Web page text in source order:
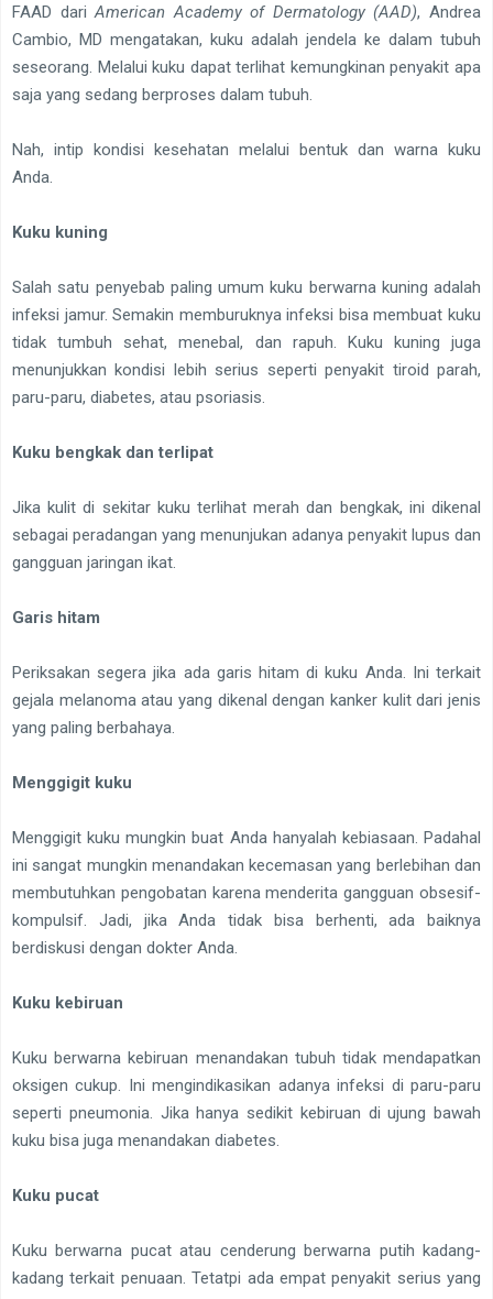
FAAD dariAmerican Academy of Dermatology (AAD), Andrea
Cambio, MD mengatakan, kuku adalah jendela ke dalam tubuh
seseorang. Melalui kuku dapat terlihat kemungkinan penyakit apa
saja yang sedang berproses dalam tubuh.
Nah, intip kondisi kesehatan melalui bentuk dan warna kuku
Anda.
Kuku kuning
Salah satu penyebab paling umum kuku berwarna kuning adalah
infeksi jamur. Semakin memburuknya infeksi bisa membuat kuku
tidak tumbuh sehat, menebal, dan rapuh. Kuku kuning juga
menunjukkan kondisi lebih serius seperti penyakit tiroid parah,
paru-paru, diabetes, atau psoriasis.
Kuku bengkak dan terlipat
Jika kulit di sekitar kuku terlihat merah dan bengkak, ini dikenal
sebagai peradangan yang menunjukan adanya penyakit lupus dan
gangguan jaringan ikat.
Garis hitam
Periksakan segera jika ada garis hitam di kuku Anda. Ini terkait
gejala melanoma atau yang dikenal dengan kanker kulit dari jenis
yang paling berbahaya.
Menggigit kuku
Menggigit kuku mungkin buat Anda hanyalah kebiasaan. Padahal
ini sangat mungkin menandakan kecemasan yang berlebihan dan
membutuhkan pengobatan karena menderita gangguan obsesif-
kompulsif. Jadi, jika Anda tidak bisa berhenti, ada baiknya
berdiskusi dengan dokter Anda.
Kuku kebiruan
Kuku berwarna kebiruan menandakan tubuh tidak mendapatkan
oksigen cukup. Ini mengindikasikan adanya infeksi di paru-paru
seperti pneumonia. Jika hanya sedikit kebiruan di ujung bawah
kuku bisa juga menandakan diabetes.
Kuku pucat
Kuku berwarna pucat atau cenderung berwarna putih kadang-
kadang terkait penuaan. Tetatpi ada empat penyakit serius yang